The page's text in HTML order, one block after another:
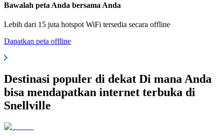
Bawalah peta Anda bersama Anda
Lebih dari 15 juta hotspot WiFi tersedia secara offline
Dapatkan peta offline
Destinasi populer di dekat Di mana Anda
bisa mendapatkan internet terbuka di
Snellville